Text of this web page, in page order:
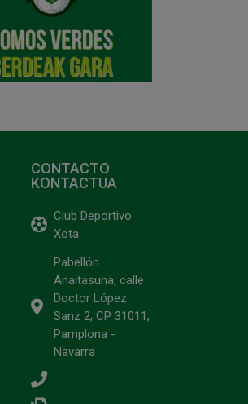
CONTACTO
KONTACTUA
Club Deportivo
Xota
Pabellón
Anaitasuna, calle
Doctor López
Sanz 2, CP 31011,
Pamplona -
Navarra